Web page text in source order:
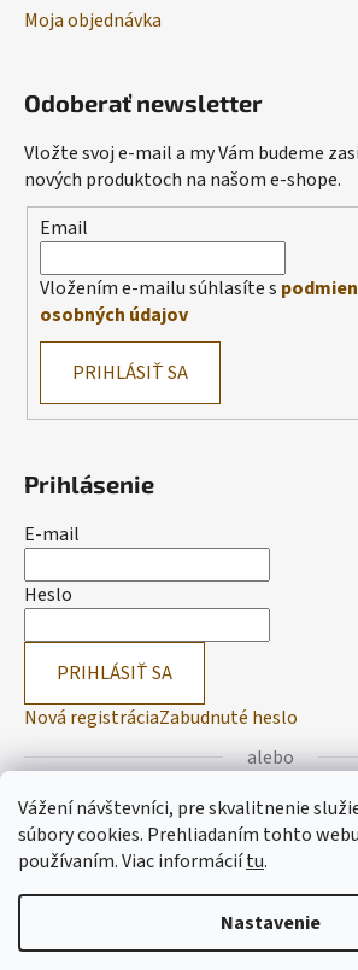
Vážení návštevníci, pre skvalitnenie
súbory cookies. Prehliadaním tohto
používaním.Viac informáciítu.
Nastavenie
Moja objednávka
Odoberať newsletter
Vložte svoj e-mail a my Vám budeme
nových produktoch na našom e-shope.
Email
Vložením e-mailu súhlasíte s
osobných údajov
PRIHLÁSIŤ SA
Prihlásenie
E-mail
Heslo
PRIHLÁSIŤ SA
Nová registráciaZabudnuté heslo
alebo
Prihlásiť sa cez
Prihlásiť sa cez